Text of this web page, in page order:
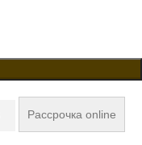
Рассрочка online